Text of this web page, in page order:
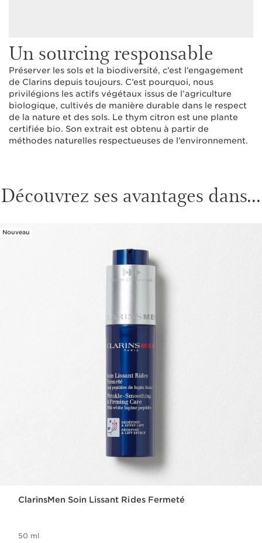
Un sourcing responsable
Préserver les sols et la biodiversité, c’est l’engagement
de Clarins depuis toujours. C’est pourquoi, nous
privilégions les actifs végétaux issus de l’agriculture
biologique, cultivés de manière durable dans le respect
de la nature et des sols. Le thym citron est une plante
certifiée bio. Son extrait est obtenu à partir de
méthodes naturelles respectueuses de l’environnement.
Découvrez ses avantages dans...
Nouveau
ClarinsMen Soin Lissant Rides Fermeté
50 ml